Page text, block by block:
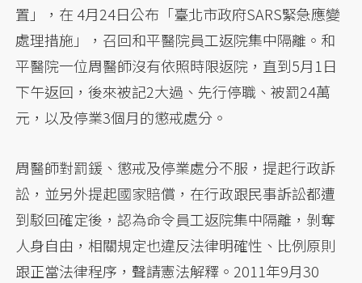
置」，在 4月24日公布「臺北市政府SARS緊急應變
處理措施」，召回和平醫院員工返院集中隔離。和
平醫院一位周醫師沒有依照時限返院，直到5月1日
下午返回，後來被記2大過、先行停職、被罰24萬
元，以及停業3個月的懲戒處分。
周醫師對罰鍰、懲戒及停業處分不服，提起行政訴
訟，並另外提起國家賠償，在行政跟民事訴訟都遭
到駁回確定後，認為命令員工返院集中隔離，剝奪
人身自由，相關規定也違反法律明確性、比例原則
跟正當法律程序，聲請憲法解釋。2011年9月30